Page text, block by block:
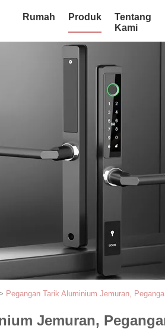
Rumah Produk
Tentang
Kami
Pegangan Tarik Aluminium Jemuran,
Jemuran,